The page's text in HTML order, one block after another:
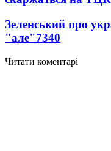
Зеленський про
"але"7340
Читати коментарі